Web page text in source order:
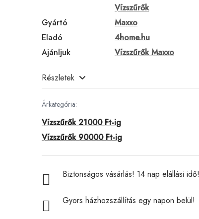
Vízszűrők
Gyártó
Maxxo
Eladó
4home.hu
Ajánljuk
Vízszűrők Maxxo
Részletek
Árkategória:
Vízszűrők 21000 Ft-ig
Vízszűrők 90000 Ft-ig
Biztonságos vásárlás! 14 nap elállási idő!
Gyors házhozszállítás egy napon belül!